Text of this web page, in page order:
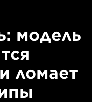
модель
ломает